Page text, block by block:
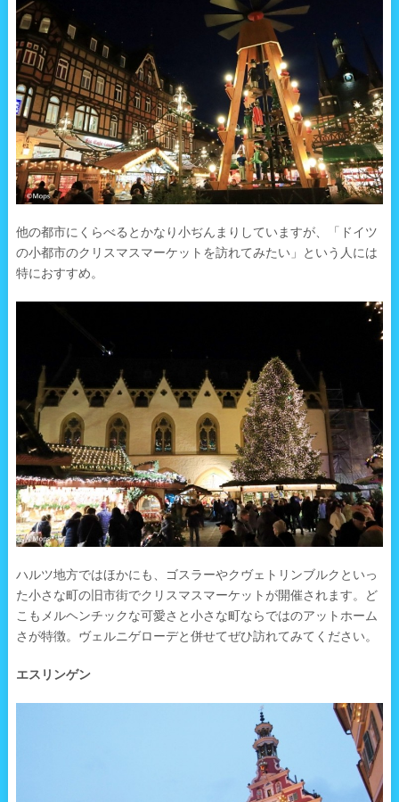
他の都市にくらべるとかなり小ぢんまりしていますが、「ドイツ
の小都市のクリスマスマーケットを訪れてみたい」という人には
特におすすめ。
ハルツ地方ではほかにも、ゴスラーやクヴェトリンブルクといっ
た小さな町の旧市街でクリスマスマーケットが開催されます。ど
こもメルヘンチックな可愛さと小さな町ならではのアットホーム
さが特徴。ヴェルニゲローデと併せてぜひ訪れてみてください。
エスリンゲン